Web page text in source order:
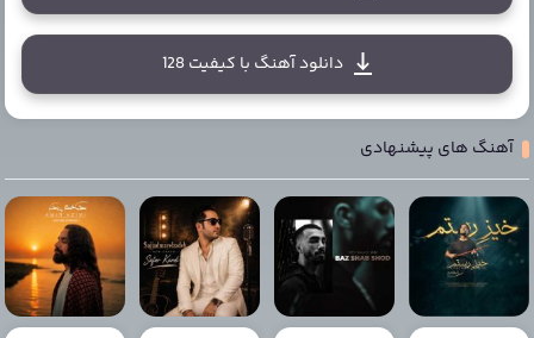
دانلود آهنگ با کیفیت 128
آهنگ های پیشنهادی